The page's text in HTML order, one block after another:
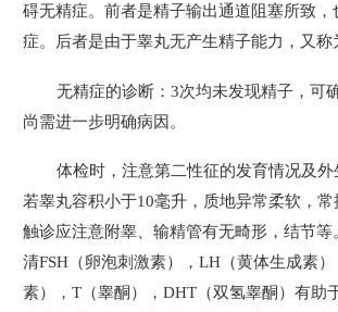
碍无精症。前者是精子输出通道阻塞所致
症。后者是由于睾丸无产生精子能力，又称
无精症的诊断：3次均未发现精子，可
尚需进一步明确病因。
体检时，注意第二性征的发育情况及外
若睾丸容积小于10毫升，质地异常柔软，常
触诊应注意附睾、输精管有无畸形，结节等
清FSH（卵泡刺激素），LH（黄体生成素
素），T（睾酮），DHT（双氢睾酮）有助